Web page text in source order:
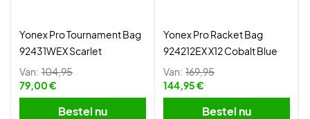
Yonex Pro Tournament Bag
92431WEX Scarlet
Van: 104,95
79,00 €
Bestel nu
Yonex Pro Racket Bag
924212EX X12 Cobalt Blue
Van: 169,95
144,95 €
Bestel nu